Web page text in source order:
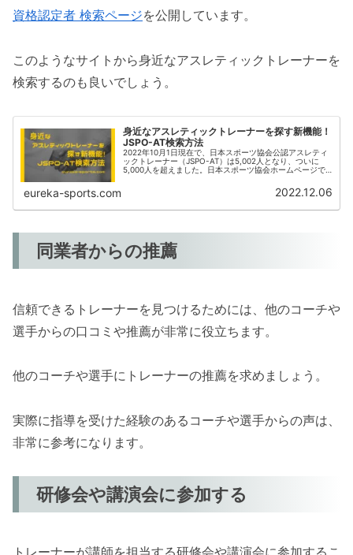
資格認定者 検索ページを公開しています。
このようなサイトから身近なアスレティックトレーナーを
検索するのも良いでしょう。
身近なアスレティックトレーナーを探す新機能！
JSPO-AT検索方法
2022年10月1日現在で、日本スポーツ協会公認アスレティ
ックトレーナー（JSPO-AT）は5,002人となり、ついに
5,000人を超えました。日本スポーツ協会ホームページで
ージを新たに公開しました。今回は、アスレティックトレ
ーナー検索ページ活用方法について紹介します。
eureka-sports.com 2022.12.06
同業者からの推薦
信頼できるトレーナーを見つけるためには、他のコーチや
選手からの口コミや推薦が非常に役立ちます。
他のコーチや選手にトレーナーの推薦を求めましょう。
実際に指導を受けた経験のあるコーチや選手からの声は、
非常に参考になります。
研修会や講演会に参加する